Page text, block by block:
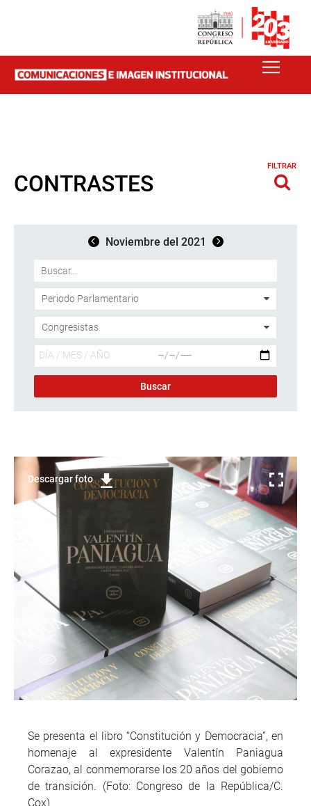
CONTRASTES
FILTRAR
Noviembre del 2021
Descargar foto
Se presenta el libro “Constitución y Democracia”, en
homenaje al expresidente Valentín Paniagua
Corazao, al conmemorarse los 20 años del gobierno
de transición. (Foto: Congreso de la República/C.
Cox)